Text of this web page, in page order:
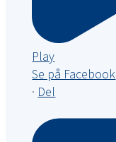
Play
Se på Facebook
· Del